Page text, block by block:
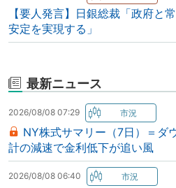
【要人発言】日銀総裁「政府と
安定を実現する」
最新ニュース
2026/08/08 07:29
NY株式サマリー（7日）＝
計の減速で金利低下が追い風
2026/08/08 06:40